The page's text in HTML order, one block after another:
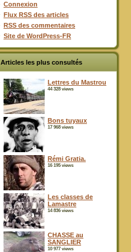
Connexion
Flux RSS des articles
RSS des commentaires
Site de WordPress-FR
Articles les plus consultés
Lettres du Mastrou
44 328 views
Bons tuyaux
17 968 views
Rémi Gratia.
16 195 views
Les classes de
Lamastre
14 836 views
CHASSE au
SANGLIER
10 977 views